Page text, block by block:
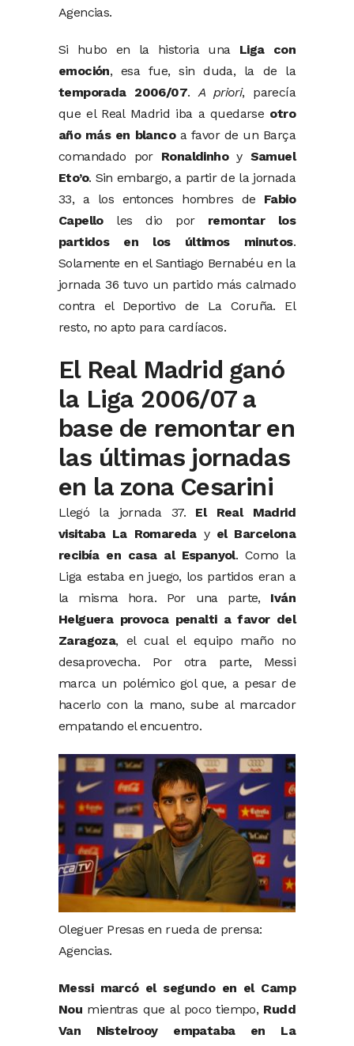
Agencias.
Si hubo en la historia una Liga con
emoción, esa fue, sin duda, la de la
temporada 2006/07.A priori, parecía
que el Real Madrid iba a quedarse otro
año más en blancoa favor de un Barça
comandado por Ronaldinhoy Samuel
Eto’o. Sin embargo, a partir de la jornada
33, a los entonces hombres de Fabio
Capelloles dio por remontar los
partidos en los últimos minutos.
Solamente en el Santiago Bernabéu en la
jornada 36 tuvo un partido más calmado
contra el Deportivo de La Coruña. El
resto, no apto para cardíacos.
El Real Madrid ganó
la Liga 2006/07 a
base de remontar en
las últimas jornadas
en la zona Cesarini
Llegó la jornada 37. El Real Madrid
visitaba La Romareday el Barcelona
recibía en casa al Espanyol. Como la
Liga estaba en juego, los partidos eran a
la misma hora. Por una parte, Iván
Helguera provoca penalti a favor del
Zaragoza, el cual el equipo maño no
desaprovecha. Por otra parte, Messi
marca un polémico gol que, a pesar de
hacerlo con la mano, sube al marcador
empatando el encuentro.
Oleguer Presas en rueda de prensa:
Agencias.
Messi marcó el segundo en el Camp
Nou mientras que al poco tiempo, Rudd
Van Nistelrooy empataba en La